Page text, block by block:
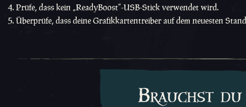
Prüfe, dass kein „ReadyBoost“-USB-Stick verwendet wird.
Überprüfe, dass deine Grafikkartentreiber auf dem neuesten
Brauchst